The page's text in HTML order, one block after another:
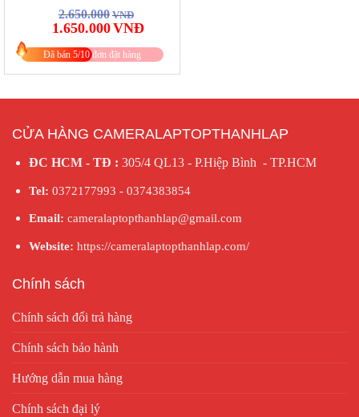
2.650.000 VNĐ
Giá
gốc
là:
2.650.000VNĐ.
1.650.000VNĐGiá
tại
Đã bán 5/10 đơn đặt hàng
CỬA HÀNG CAMERALAPTOPTHANHLAP
ĐC HCM - TĐ : 305/4 QL13 - P.Hiệp Bình - TP.HCM
Tel: 0372177993 - 0374383854
Email: cameralaptopthanhlap@gmail.com
Website: https://cameralaptopthanhlap.com/
Chính sách
Chính sách đổi trả hàng
Chính sách bảo hành
Hướng dẫn mua hàng
Chính sách đại lý